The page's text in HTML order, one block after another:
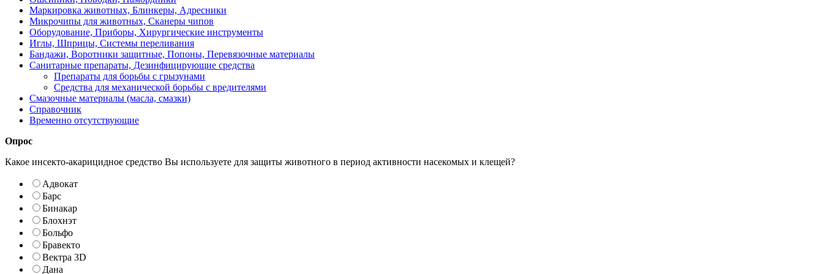
Маркировка животных, Блинкеры, Адресники
Микрочипы для животных, Сканеры чипов
Оборудование, Приборы, Хирургические инструменты
Иглы, Шприцы, Системы переливания
Бандажи, Воротники защитные, Попоны, Перевязочные материалы
Санитарные препараты, Дезинфицирующие средства
Препараты для борьбы с грызунами
Средства для механической борьбы с вредителями
Смазочные материалы (масла, смазки)
Справочник
Временно отсутствующие
Опрос
Какое инсекто-акарицидное средство Вы используете для защиты животного в период активности насекомых и клещей?
Адвокат
Барс
Бинакар
Блохнэт
Больфо
Бравекто
Вектра 3D
Дана